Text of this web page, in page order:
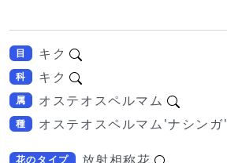
目 キク
科 キク
属 オステオスペルマム
種 オステオスペルマム'ナシンガ'
花のタイプ